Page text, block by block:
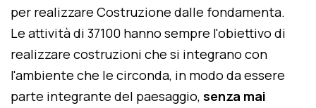
per realizzare Costruzione dalle fondamenta.
Le attività di 37100 hanno sempre l'obiettivo di
realizzare costruzioni che si integrano con
l'ambiente che le circonda, in modo da essere
parte integrante del paesaggio, senza mai